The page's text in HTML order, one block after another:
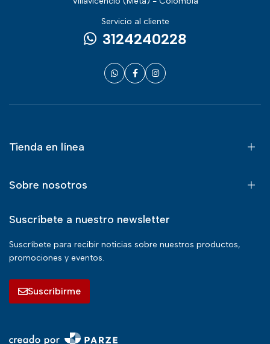
Servicio al cliente
3124240228
Tienda en línea
Sobre nosotros
Suscríbete a nuestro newsletter
Suscríbete para recibir noticias sobre nuestros productos,
promociones y eventos.
Suscribirme